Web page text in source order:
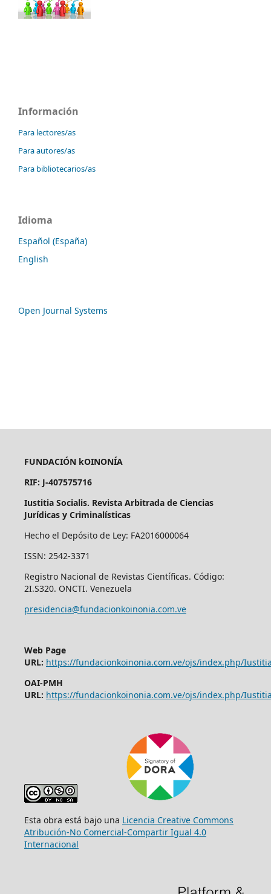
Información
Para lectores/as
Para autores/as
Para bibliotecarios/as
Idioma
Español (España)
English
Open Journal Systems
FUNDACIÓN kOINONÍA
RIF: J-407575716
Iustitia Socialis. Revista Arbitrada de Ciencias
Jurídicas y Criminalísticas
Hecho el Depósito de Ley: FA2016000064
ISSN: 2542-3371
Registro Nacional de Revistas Científicas. Código:
2I.S320. ONCTI. Venezuela
presidencia@fundacionkoinonia.com.ve
Web Page
URL: https://fundacionkoinonia.com.ve/ojs/index.php/
OAI-PMH
URL: https://fundacionkoinonia.com.ve/ojs/index.php/
Esta obra está bajo una Licencia Creative Commons
Atribución-No Comercial-Compartir Igual 4.0
Internacional